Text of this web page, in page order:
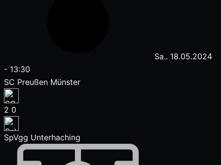
Sa.. 18.05.2024
- 13:30
SC Preußen Münster
2 0
SpVgg Unterhaching